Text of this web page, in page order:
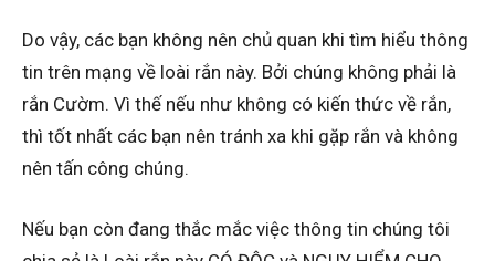
Do vậy, các bạn không nên chủ quan khi tìm hiểu thông
tin trên mạng về loài rắn này. Bởi chúng không phải là
rắn Cườm. Vì thế nếu như không có kiến thức về rắn,
thì tốt nhất các bạn nên tránh xa khi gặp rắn và không
nên tấn công chúng.
Nếu bạn còn đang thắc mắc việc thông tin chúng tôi